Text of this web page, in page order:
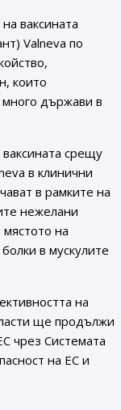
ваксината
Valneva по
които
държави в
срещу
в клинични
в рамките на
нежелани
мястото на
в мускулите
на
ще продължи
чрез Системата
на ЕС и